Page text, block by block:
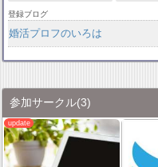
登録ブログ
婚活プロフのいろは
参加サークル(3)